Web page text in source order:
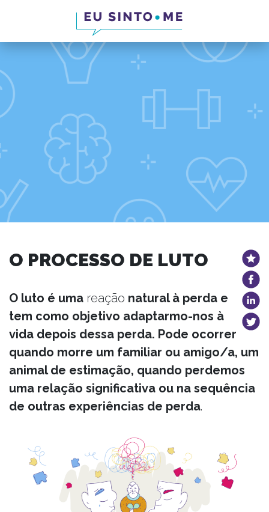
O PROCESSO DE LUTO
O luto é uma reação natural à perda e
tem como objetivo adaptarmo-nos à
vida depois dessa perda. Pode ocorrer
quando morre um familiar ou amigo/a, um
animal de estimação, quando perdemos
uma relação significativa ou na sequência
de outras experiências de perda.